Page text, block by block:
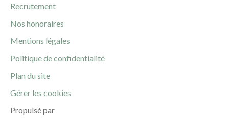
Recrutement
Nos honoraires
Mentions légales
Politique de confidentialité
Plan du site
Gérer les cookies
Propulsé par